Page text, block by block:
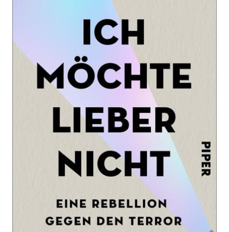
Zur Wunschliste hinzufügen
Eine Rebellion gegen den Terror des Positiven
Juliane Marie Schreiber
Verlag: Piper 10.03.2022
208 Seiten
Softcover
ISBN: 978-3-492-
Bibliografische Daten
Autor:innenbeschreibung